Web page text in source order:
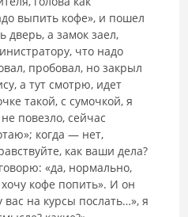
выпить кофе», и пошел
дверь, а замок заел,
что надо
пробовал, но закрыл
а тут смотрю, идет
такой, с сумочкой, я
повезло, сейчас
когда — нет,
как ваши дела?
«да, нормально,
кофе попить». И он
вас на курсы послать…», я